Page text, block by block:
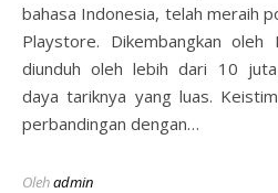
bahasa Indonesia, telah meraih
Playstore. Dikembangkan
diunduh oleh lebih dari 10 juta
daya tariknya yang luas.
perbandingan dengan…
Olehadmin